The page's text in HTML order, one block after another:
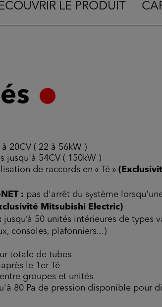
LE PRODUIT
20CV ( 22 à 56kW )
jusqu'à 54CV ( 150kW )
de raccords en « Té »
: pas d'arrêt du système
Mitsubishi Electric)
jusqu’à 50 unités intérieures de types
consoles, plafonniers...)
totale de tubes
le 1er Té
groupes et unités
80 Pa de pression disponible pour